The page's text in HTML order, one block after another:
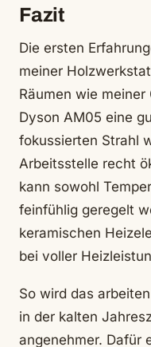
Fazit
Die ersten
meiner
Räumen wie
Dyson AM05 eine
fokussierten Strahl
Arbeitsstelle recht
kann sowohl
feinfühlig geregelt
keramischen
bei voller
So wird das
in der kalten
angenehmer. Dafür